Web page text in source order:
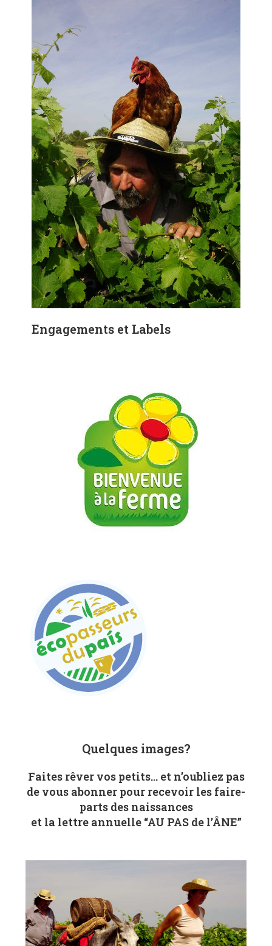
Engagements et Labels
Quelques images?
Faites rêver vos petits… et n’oubliez pas
de vous abonner pour recevoir les faire-
parts des naissances
et la lettre annuelle “AU PAS de l’ÂNE”